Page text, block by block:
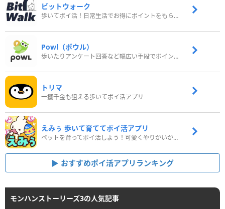
ビットウォーク
歩いてポイ活！日常生活でお得にポイントをもらおう
Powl（ポウル）
歩いたりアンケート回答など幅広い手段でポイントをゲット
トリマ
一攫千金も狙える歩いてポイ活アプリ
えみぅ 歩いて育ててポイ活アプリ
ペットを育ってポイ活しよう！可愛くやりがいがある新感覚アプリ
おすすめポイ活アプリランキング
モンハンストーリーズ3の人気記事